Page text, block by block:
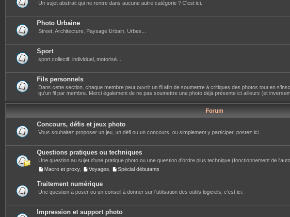
Un sujet abstrait qui ne rentre dans aucune autre catégorie ? C'est ici.
Photo Urbaine
Street, Architecture, Paysage Urbain, Urbex...
Sport
sport collectif, individuel, motorisé...
Fils personnels
Dans cette section, chaque membre peut ouvrir un fil afin de soumettre à critiques des photos tout en
qu'un fil par membre. Merci également de ne pas soumettre une photo déjà présente ici ailleurs (et
Forum
Concours, défis et jeux photo
Vous souhaitez proposer un jeu, un défi ou un concours, ou simplement y participer, postez ici.
Questions pratiques ou techniques
Une question au sujet d'une pratique photo ou une question d'ordre plus technique (fonctionnement de
Macro et proxy
Voyages Spécial débutants
Traitement numérique
Une question à poser ou un conseil à donner sur l'utilisation des outils logiciels, c'est ici.
Impression et support photo